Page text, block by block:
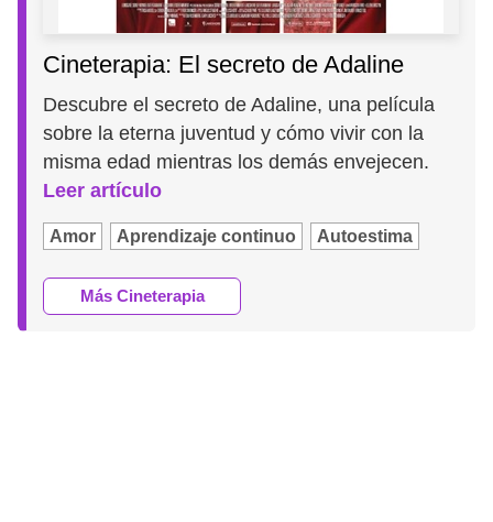
Cineterapia: El secreto de Adaline
Descubre el secreto de Adaline, una película
sobre la eterna juventud y cómo vivir con la
misma edad mientras los demás envejecen.
Leer artículo
Amor Aprendizaje continuo Autoestima
Más Cineterapia